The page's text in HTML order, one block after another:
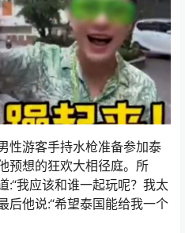
性游客手持水枪准备参加泰
预想的狂欢大相径庭。所
:“我应该和谁一起玩呢？我太
后他说:“希望泰国能给我一个